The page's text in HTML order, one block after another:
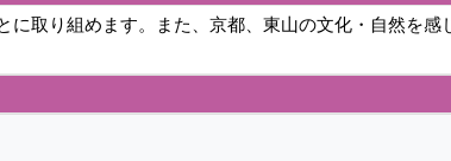
取り組めます。また、京都、東山の文化・自然を感